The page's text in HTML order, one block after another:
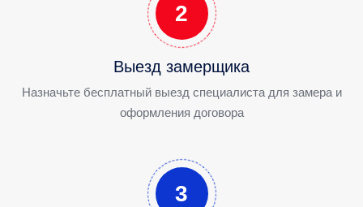
2
Выезд замерщика
Назначьте бесплатный выезд специалиста для замера и
оформления договора
3